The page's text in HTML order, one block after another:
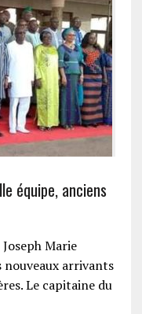
équipe, anciens
Marie
nouveaux arrivants
Le capitaine du